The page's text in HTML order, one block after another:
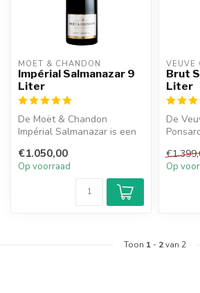
MOËT & CHANDON
Impérial Salmanazar 9
Liter
De Moët & Chandon
Impérial Salmanazar is een
heeft een f...
€1.050,00
Op voorraad
VEUVE
Brut
Liter
De
en
Op
Toon 1 - 2van 2